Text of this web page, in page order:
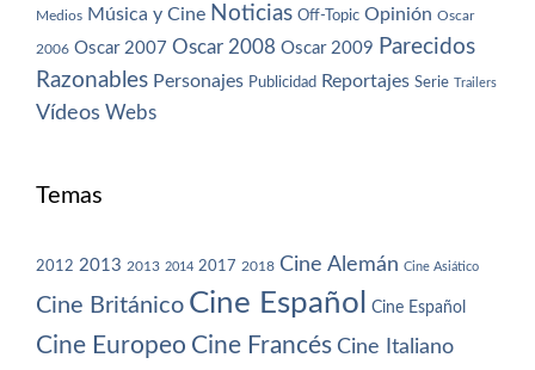
Medios Música y Cine Noticias Off-Topic Opinión Oscar
2006 Oscar 2007 Oscar 2008 Oscar 2009 Parecidos
Razonables Personajes Publicidad Reportajes Serie Trailers
Vídeos Webs
Temas
2012 2013 2013 2014 2017 2018 Cine Alemán Cine Asiático
Cine Británico Cine Español Cine Español
Cine Europeo Cine Francés Cine Italiano